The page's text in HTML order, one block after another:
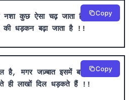
नशा कुछ ऐसा चढ़ जाता है
की धड़कन बढ़ा जाता है !!
Copy
है, मगर जज़्बात इसमें बसते हैं
ही लाखों दिल धड़कते हैं !!
Copy